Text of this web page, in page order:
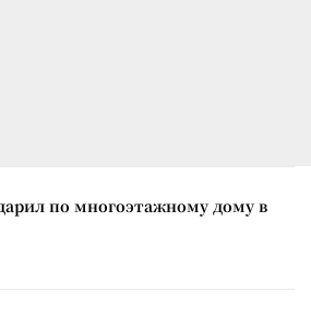
по многоэтажному дому в